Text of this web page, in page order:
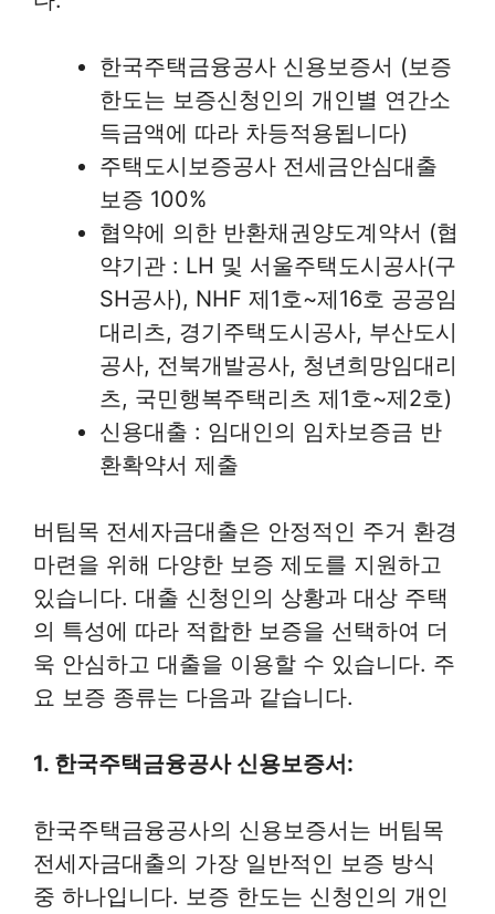
한국주택금융공사 신용보증서 (보증
한도는 보증신청인의 개인별 연간소
득금액에 따라 차등적용됩니다)
주택도시보증공사 전세금안심대출
보증 100%
협약에 의한 반환채권양도계약서 (협
약기관 : LH 및 서울주택도시공사(구
SH공사), NHF 제1호~제16호 공공임
대리츠, 경기주택도시공사, 부산도시
공사, 전북개발공사, 청년희망임대리
츠, 국민행복주택리츠 제1호~제2호)
신용대출 : 임대인의 임차보증금 반
환확약서 제출
버팀목 전세자금대출은 안정적인 주거 환경
마련을 위해 다양한 보증 제도를 지원하고
있습니다. 대출 신청인의 상황과 대상 주택
의 특성에 따라 적합한 보증을 선택하여 더
욱 안심하고 대출을 이용할 수 있습니다. 주
요 보증 종류는 다음과 같습니다.
1. 한국주택금융공사 신용보증서:
한국주택금융공사의 신용보증서는 버팀목
전세자금대출의 가장 일반적인 보증 방식
중 하나입니다. 보증 한도는 신청인의 개인